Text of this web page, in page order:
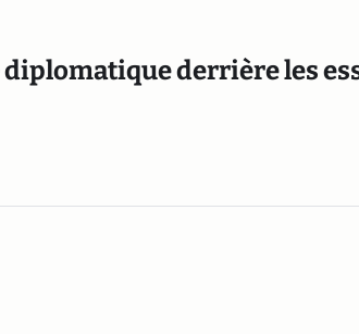
diplomatique derrière les